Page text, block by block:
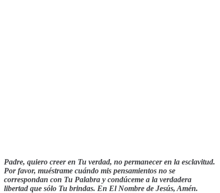
Padre, quiero creer en Tu verdad, no permanecer en la esclavitud.
Por favor, muéstrame cuándo mis pensamientos no se
correspondan con Tu Palabra y condúceme a la verdadera
libertad que sólo Tu brindas. En El Nombre de Jesús, Amén.